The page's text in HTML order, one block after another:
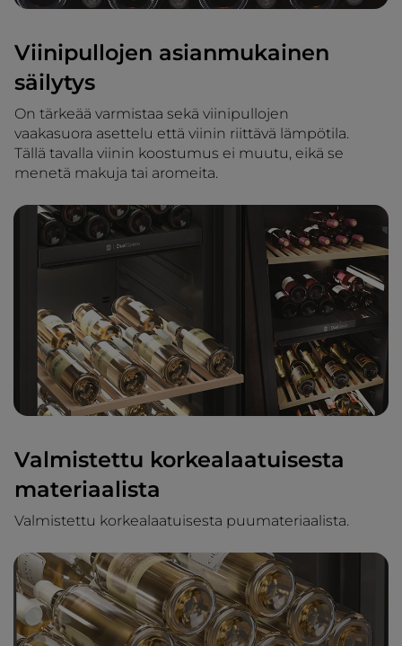
Viinipullojen asianmukainen
säilytys
On tärkeää varmistaa sekä viinipullojen
vaakasuora asettelu että viinin riittävä lämpötila.
Tällä tavalla viinin koostumus ei muutu, eikä se
menetä makuja tai aromeita.
Valmistettu korkealaatuisesta
materiaalista
Valmistettu korkealaatuisesta puumateriaalista.